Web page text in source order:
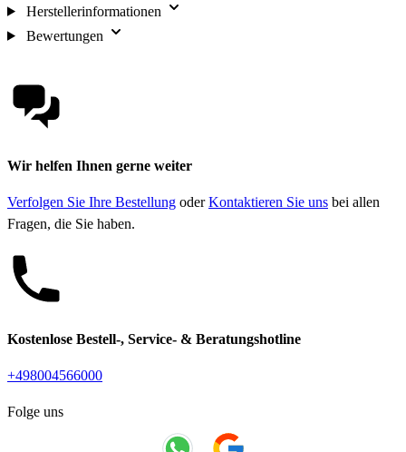
Herstellerinformationen
Bewertungen
Wir helfen Ihnen gerne weiter
Verfolgen Sie Ihre Bestellung oderKontaktieren Sie uns bei allen
Fragen, die Sie haben.
Kostenlose Bestell-, Service- & Beratungshotline
+498004566000
Folge uns